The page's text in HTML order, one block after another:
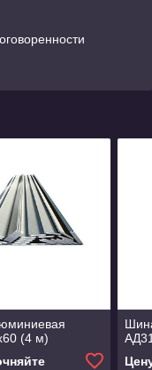
(4 м)